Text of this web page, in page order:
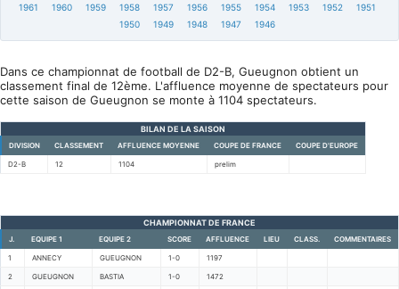
1961
1960 1959 1958 1957 1956 1955 1954 1953 1952
1951
1950
1949 1948 1947 1946
Dans ce championnat de football de D2-B, Gueugnon obtient un
classement final de 12ème. L'affluence moyenne de spectateurs pour
cette saison de Gueugnon se monte à 1104 spectateurs.
BILAN DE LA SAISON
DIVISION CLASSEMENT AFFLUENCE MOYENNE COUPE DE FRANCE COUPE D'EUROPE
D2-B 12 1104 prelim
CHAMPIONNAT DE FRANCE
J. EQUIPE 1 EQUIPE 2 SCORE AFFLUENCE LIEU CLASS. COMMENTAIRES
1 ANNECY GUEUGNON 1-0 1197
2 GUEUGNON BASTIA 1-0 1472